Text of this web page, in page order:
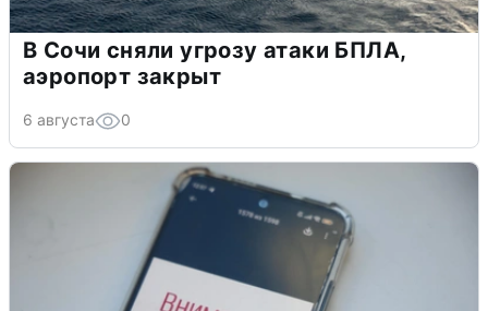
В Сочи сняли угрозу атаки БПЛА,
аэропорт закрыт
6 августа 0